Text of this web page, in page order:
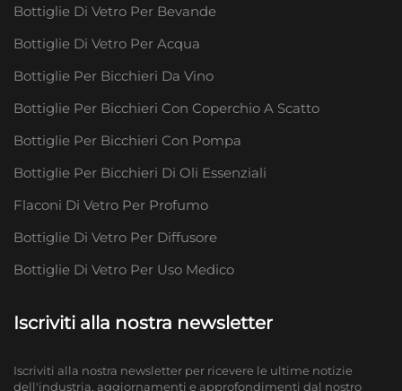
Bottiglie Di Vetro Per Bevande
Bottiglie Di Vetro Per Acqua
Bottiglie Per Bicchieri Da Vino
Bottiglie Per Bicchieri Con Coperchio A Scatto
Bottiglie Per Bicchieri Con Pompa
Bottiglie Per Bicchieri Di Oli Essenziali
Flaconi Di Vetro Per Profumo
Bottiglie Di Vetro Per Diffusore
Bottiglie Di Vetro Per Uso Medico
Iscriviti alla nostra newsletter
Iscriviti alla nostra newsletter per ricevere le ultime notizie
dell'industria, aggiornamenti e approfondimenti dal nostro